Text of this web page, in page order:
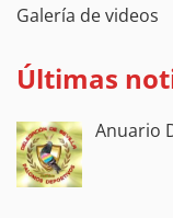
Galería de videos
Últimas
Anuario